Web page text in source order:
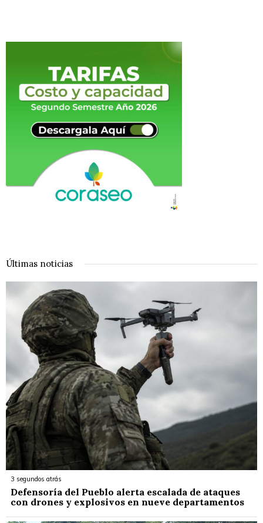
Últimas noticias
3 segundos atrás
Defensoría del Pueblo alerta escalada de ataques
con drones y explosivos en nueve departamentos